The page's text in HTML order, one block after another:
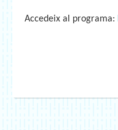
Accedeix al programa: